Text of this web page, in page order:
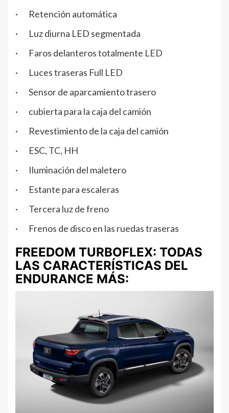
· Retención automática
· Luz diurna LED segmentada
· Faros delanteros totalmente LED
· Luces traseras Full LED
· Sensor de aparcamiento trasero
· cubierta para la caja del camión
· Revestimiento de la caja del camión
· ESC, TC, HH
· Iluminación del maletero
· Estante para escaleras
· Tercera luz de freno
· Frenos de disco en las ruedas traseras
FREEDOM TURBOFLEX: TODAS
LAS CARACTERÍSTICAS DEL
ENDURANCE MÁS: